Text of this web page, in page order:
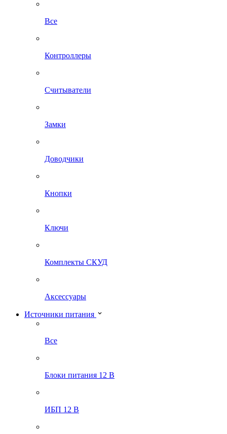
Все
Контроллеры
Считыватели
Замки
Доводчики
Кнопки
Ключи
Комплекты СКУД
Аксессуары
Источники питания
Все
Блоки питания 12 В
ИБП 12 В